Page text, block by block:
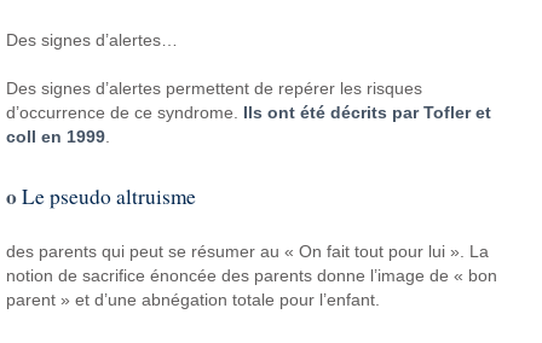
Des signes d’alertes…
Des signes d’alertes permettent de repérer les risques
d’occurrence de ce syndrome.
Ils ont été décrits par Tofler et
coll en 1999
oLe pseudo altruisme
des parents qui peut se résumer au « On fait tout pour lui ». La
notion de sacrifice énoncée des parents donne l’image de « bon
parent » et d’une abnégation totale pour l’enfant.